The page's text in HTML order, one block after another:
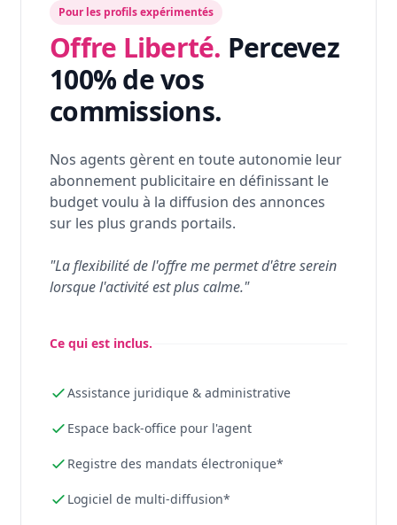
Pour les profils expérimentés
Offre Liberté. Percevez
100% de vos
commissions.
Nos agents gèrent en toute autonomie leur
abonnement publicitaire en définissant le
budget voulu à la diffusion des annonces
sur les plus grands portails.
"La flexibilité de l'offre me permet d'être serein
lorsque l'activité est plus calme."
Ce qui est inclus.
Assistance juridique & administrative
Espace back-office pour l'agent
Registre des mandats électronique*
Logiciel de multi-diffusion*